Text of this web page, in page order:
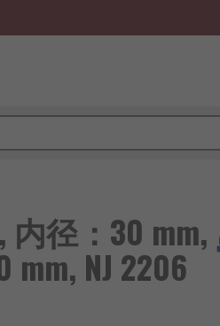
径：30 mm,
NJ 2206